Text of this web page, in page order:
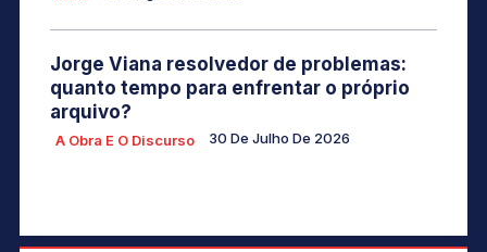
Jorge Viana resolvedor de problemas:
quanto tempo para enfrentar o próprio
arquivo?
A Obra E O Discurso 30 De Julho De 2026